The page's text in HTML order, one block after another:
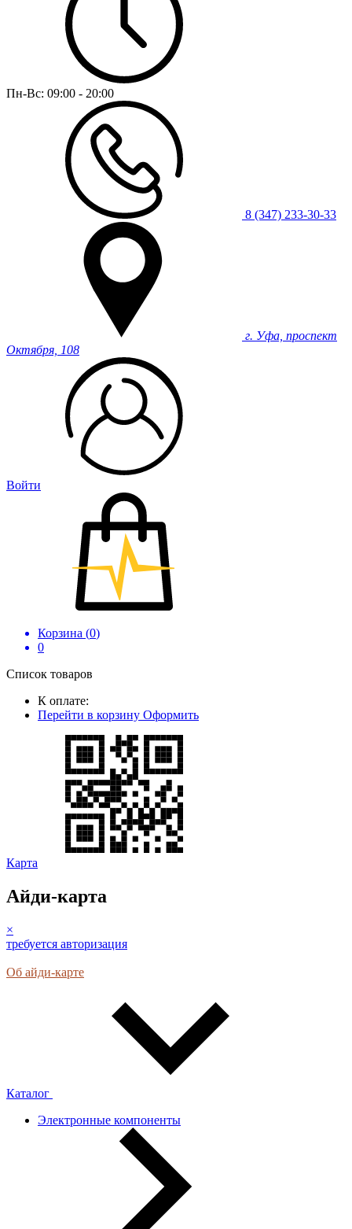
Пн-Вс: 09:00 - 20:00
8 (347) 233-30-33
г. Уфа, проспект
Октября, 108
Войти
Корзина (0)
0
Список товаров
К оплате:
Перейти в корзину Оформить
Карта
Айди-карта
×
требуется авторизация
Об айди-карте
Каталог
Электронные компоненты